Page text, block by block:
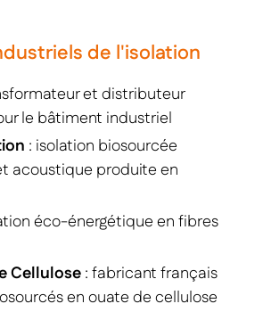
de l'isolation
et distributeur
le bâtiment industriel
: isolation biosourcée
acoustique produite en
éco-énergétique en fibres
Cellulose: fabricant français
en ouate de cellulose